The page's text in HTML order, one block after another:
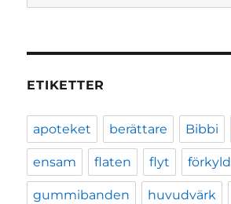
efter:
ETIKETTER
apoteket berättare Bibbi
ensam flaten flyt förkyld
gummibanden huvudvärk